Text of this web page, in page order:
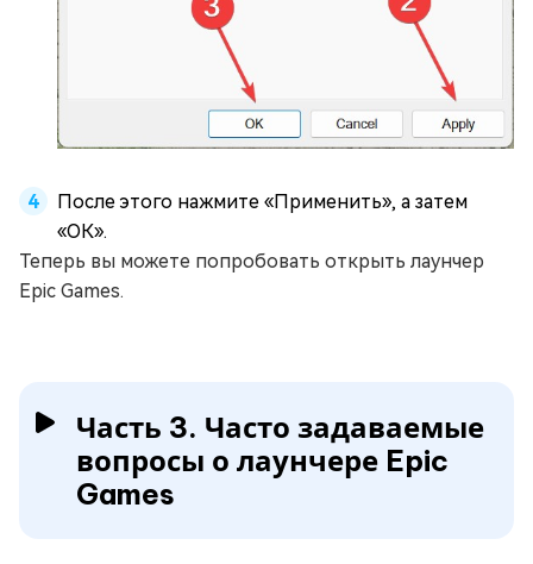
После этого нажмите «Применить», а затем
«ОК».
Теперь вы можете попробовать открыть лаунчер
Epic Games.
Часть 3. Часто задаваемые
вопросы о лаунчере Epic
Games